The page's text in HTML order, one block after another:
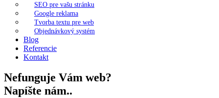
SEO pre vašu stránku
Google reklama
Tvorba textu pre web
Objednávkový systém
Blog
Referencie
Kontakt
Nefunguje Vám web?
Napíšte nám..